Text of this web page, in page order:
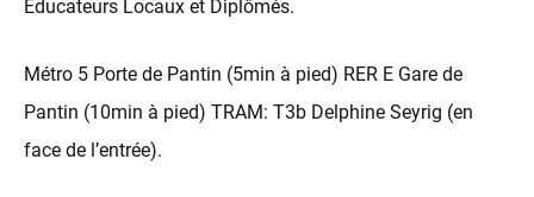
Éducateurs Locaux et Diplômés.
Métro 5 Porte de Pantin (5min à pied) RER E Gare de
Pantin (10min à pied) TRAM: T3b Delphine Seyrig (en
face de l’entrée).